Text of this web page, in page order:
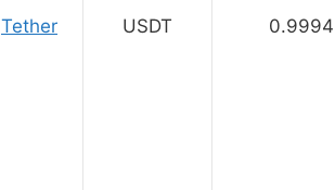
Tether USDT 0.9994